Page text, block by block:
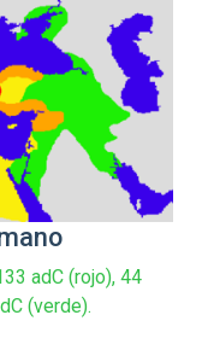
adC (rojo), 44
(verde).